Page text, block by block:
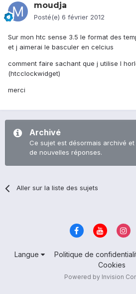
moudja
Posté(e) 6 février 2012
Sur mon htc sense 3.5 le format des
et j aimerai le basculer en celcius
comment faire sachant que j utilise l
(htcclockwidget)
merci
Archivé
Ce sujet est désormais archivé
de nouvelles réponses.
Aller sur la liste des sujets
Langue Politique de
Cookies
Powered by Invision